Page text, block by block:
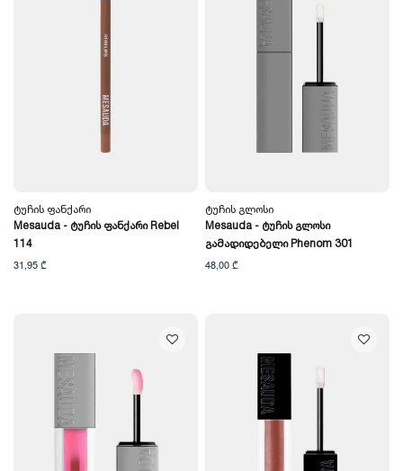
Ტუჩის Ფანქარი
Mesauda - Ტუჩის Ფანქარი Rebel
114
31,95 ₾
Ტუჩის Გლოსი
Mesauda - Ტუჩის Გლოსი
Გამადიდებელი Phenom 301
48,00 ₾